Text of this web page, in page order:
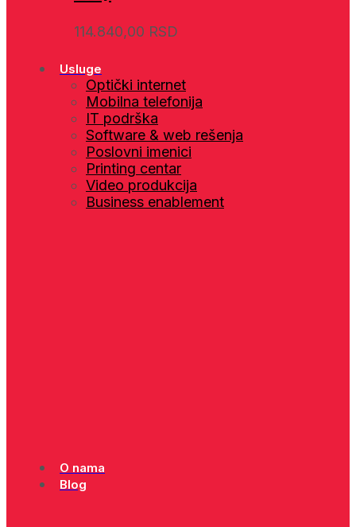
114.840,00 RSD
Usluge
Optički internet
Mobilna telefonija
IT podrška
Software & web rešenja
Poslovni imenici
Printing centar
Video produkcija
Business enablement
O nama
Blog